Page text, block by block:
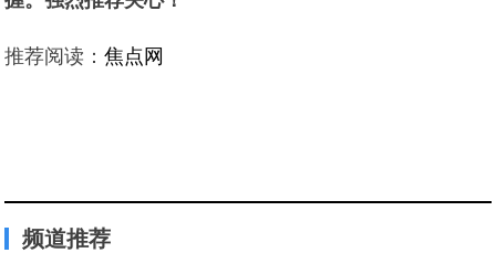
推荐阅读：焦点网
频道推荐